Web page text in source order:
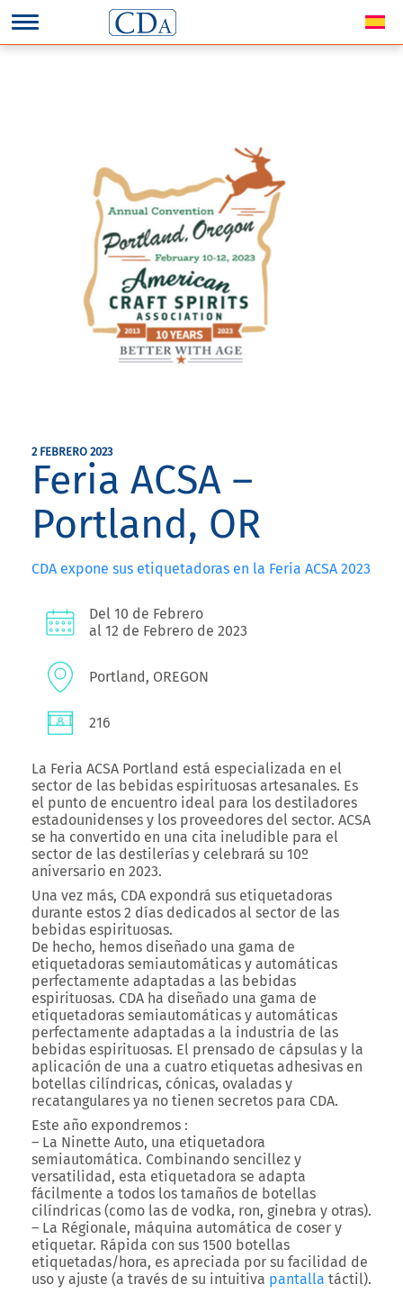
2 FEBRERO 2023
Feria ACSA –
Portland, OR
CDA expone sus etiquetadoras en la Feria ACSA 2023
Del 10 de Febrero
al 12 de Febrero de 2023
Portland, OREGON
216
La Feria ACSA Portland está especializada en el
sector de las bebidas espirituosas artesanales. Es
el punto de encuentro ideal para los destiladores
estadounidenses y los proveedores del sector. ACSA
se ha convertido en una cita ineludible para el
sector de las destilerías y celebrará su 10º
aniversario en 2023.
Una vez más, CDA expondrá sus etiquetadoras
durante estos 2 días dedicados al sector de las
bebidas espirituosas.
De hecho, hemos diseñado una gama de
etiquetadoras semiautomáticas y automáticas
perfectamente adaptadas a las bebidas
espirituosas. CDA ha diseñado una gama de
etiquetadoras semiautomáticas y automáticas
perfectamente adaptadas a la industria de las
bebidas espirituosas. El prensado de cápsulas y la
aplicación de una a cuatro etiquetas adhesivas en
botellas cilíndricas, cónicas, ovaladas y
recatangulares ya no tienen secretos para CDA.
Este año expondremos :
– La Ninette Auto, una etiquetadora
semiautomática. Combinando sencillez y
versatilidad, esta etiquetadora se adapta
fácilmente a todos los tamaños de botellas
cilíndricas (como las de vodka, ron, ginebra y otras).
– La Régionale, máquina automática de coser y
etiquetar. Rápida con sus 1500 botellas
etiquetadas/hora, es apreciada por su facilidad de
uso y ajuste (a través de su intuitiva pantalla táctil).